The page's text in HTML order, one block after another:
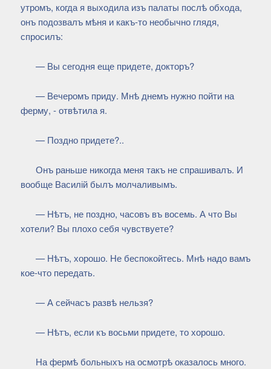
утромъ, когда я выходила изъ палаты послѣ обхода,
онъ подозвалъ мѣня и какъ-то необычно глядя,
спросилъ:
— Вы сегодня еще придете, докторъ?
— Вечеромъ приду. Мнѣ днемъ нужно пойти на
ферму, - отвѣтила я.
— Поздно придете?..
Онъ раньше никогда меня такъ не спрашивалъ. И
вообще Василій былъ молчаливымъ.
— Нѣтъ, не поздно, часовъ въ восемь. А что Вы
хотели? Вы плохо себя чувствуете?
— Нѣтъ, хорошо. Не беспокойтесь. Мнѣ надо вамъ
кое-что передать.
— А сейчасъ развѣ нельзя?
— Нѣтъ, если къ восьми придете, то хорошо.
На фермѣ больныхъ на осмотрѣ оказалось много.